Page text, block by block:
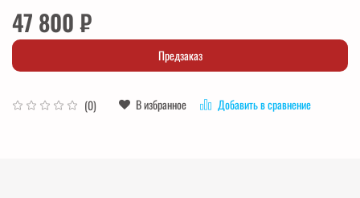
(0) В избранное Добавить в сравнение
47 800 ₽
Предзаказ